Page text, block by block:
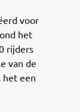
voor
het
rijders
van de
het een